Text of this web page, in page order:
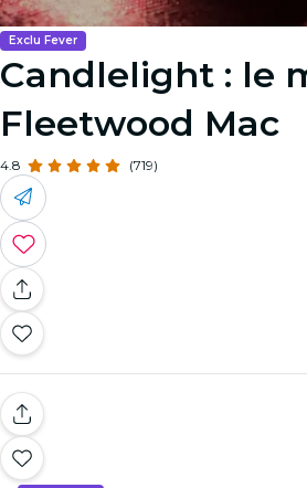
Exclu Fever
Candlelight : le
Fleetwood Mac
4.8 (719)